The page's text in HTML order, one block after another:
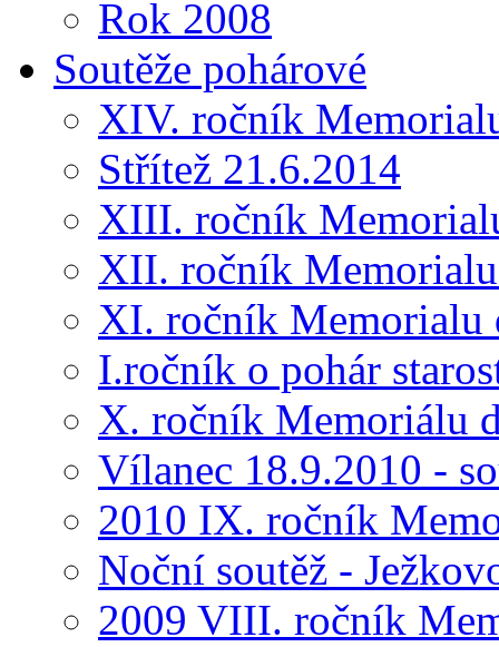
Rok 2008
Soutěže pohárové
XIV. ročník
Střítež 21.6.2014
XIII. ročník
XII. ročník
XI. ročník Memorialu
I.ročník o pohár
X. ročník Memoriálu
Vílanec 18.9.2010 -
2010 IX. ročník
Noční soutěž -
2009 VIII. ročník